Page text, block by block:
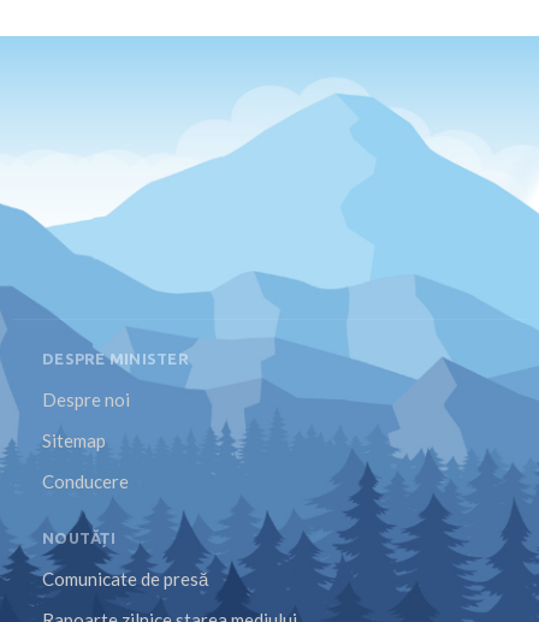
DESPRE MINISTER
Despre noi
Sitemap
Conducere
NOUTĂȚI
Comunicate de presă